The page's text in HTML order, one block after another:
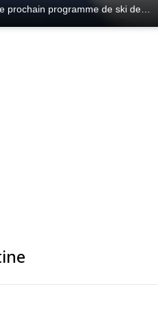
prochain programme de ski de